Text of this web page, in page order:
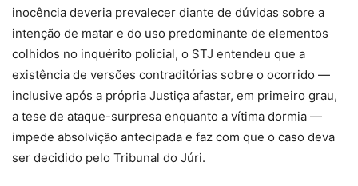
inocência deveria prevalecer diante de dúvidas sobre a
intenção de matar e do uso predominante de elementos
colhidos no inquérito policial, o STJ entendeu que a
existência de versões contraditórias sobre o ocorrido —
inclusive após a própria Justiça afastar, em primeiro grau,
a tese de ataque-surpresa enquanto a vítima dormia —
impede absolvição antecipada e faz com que o caso deva
ser decidido pelo Tribunal do Júri.